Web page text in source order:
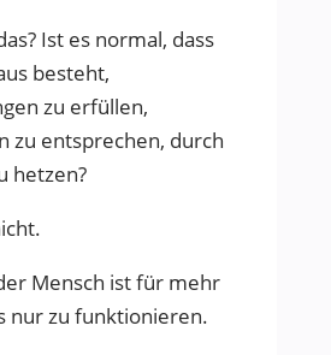
Ist es normal, dass
besteht,
zu erfüllen,
zu entsprechen, durch
hetzen?
Mensch ist für mehr
nur zu funktionieren.